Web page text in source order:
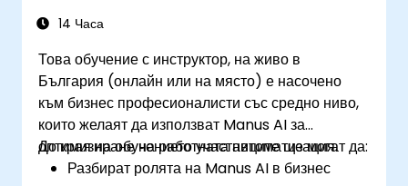
14 Часа
Това обучение с инструктор, на живо в
България (онлайн или на място) е насочено
към бизнес професионалисти със средно ниво,
които желаят да използват Manus AI за
оптимизиране на работната автоматизация.
До края на обучението участниците ще могат да:
Разбират ролята на Manus AI в бизнес